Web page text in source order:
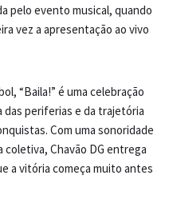
pelo evento musical, quando
vez a apresentação ao vivo
“Baila!” é uma celebração
periferias e da trajetória
Com uma sonoridade
Chavão DG entrega
a vitória começa muito antes